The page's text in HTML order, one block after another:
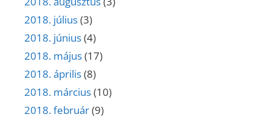
2018. július(3)
2018. június(4)
2018. május(17)
2018. április(8)
2018. március(10)
2018. február(9)